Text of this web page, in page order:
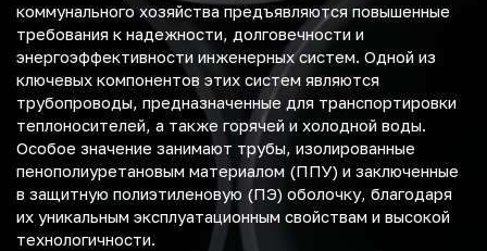
коммунального хозяйства предъявляются повышенные
требования к надежности, долговечности и
энергоэффективности инженерных систем. Одной из
ключевых компонентов этих систем являются
трубопроводы, предназначенные для транспортировки
теплоносителей, а также горячей и холодной воды.
Особое значение занимают трубы, изолированные
пенополиуретановым материалом (ППУ) и заключенные
в защитную полиэтиленовую (ПЭ) оболочку, благодаря
их уникальным эксплуатационным свойствам и высокой
технологичности.